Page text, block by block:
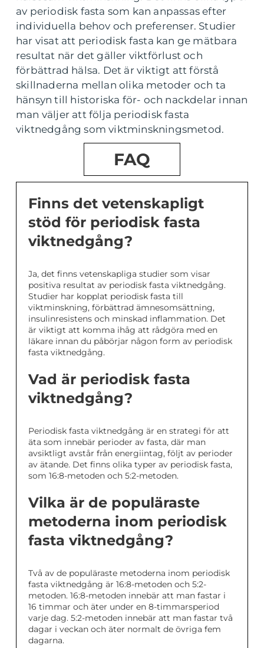
av periodisk fasta som kan anpassas efter
individuella behov och preferenser. Studier
har visat att periodisk fasta kan ge mätbara
resultat när det gäller viktförlust och
förbättrad hälsa. Det är viktigt att förstå
skillnaderna mellan olika metoder och ta
hänsyn till historiska för- och nackdelar innan
man väljer att följa periodisk fasta
viktnedgång som viktminskningsmetod.
FAQ
Finns det vetenskapligt
stöd för periodisk fasta
viktnedgång?
Ja, det finns vetenskapliga studier som visar
positiva resultat av periodisk fasta viktnedgång.
Studier har kopplat periodisk fasta till
viktminskning, förbättrad ämnesomsättning,
insulinresistens och minskad inflammation. Det
är viktigt att komma ihåg att rådgöra med en
läkare innan du påbörjar någon form av periodisk
fasta viktnedgång.
Vad är periodisk fasta
viktnedgång?
Periodisk fasta viktnedgång är en strategi för att
äta som innebär perioder av fasta, där man
avsiktligt avstår från energiintag, följt av perioder
av ätande. Det finns olika typer av periodisk fasta,
som 16:8-metoden och 5:2-metoden.
Vilka är de populäraste
metoderna inom periodisk
fasta viktnedgång?
Två av de populäraste metoderna inom periodisk
fasta viktnedgång är 16:8-metoden och 5:2-
metoden. 16:8-metoden innebär att man fastar i
16 timmar och äter under en 8-timmarsperiod
varje dag. 5:2-metoden innebär att man fastar två
dagar i veckan och äter normalt de övriga fem
dagarna.